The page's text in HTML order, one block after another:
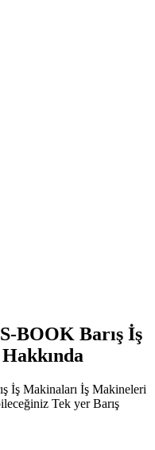
BOOK Barış İş
İş Makinaları İş Makineleri
Tek yer Barış